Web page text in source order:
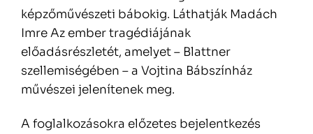
képzőművészeti bábokig. Láthatják Madách
Imre Az ember tragédiájának
előadásrészletét, amelyet – Blattner
szellemiségében – a Vojtina Bábszínház
művészei jelenítenek meg.
A foglalkozásokra előzetes bejelentkezés